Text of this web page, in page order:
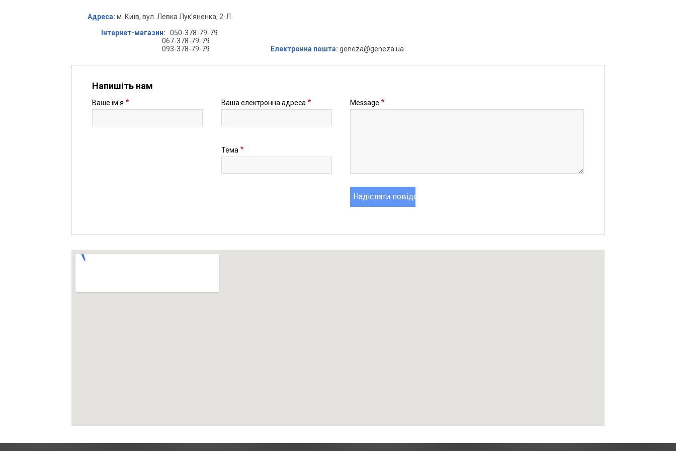
Адреса: м.Київ,вул. Левка Лук'яненка, 2-Л
Інтернет-магазин: 050-378-79-79
067-378-79-79
093-378-79-79
Електронна пошта: geneza@geneza.ua
Напишіть нам
Ваше ім'я Ваша електронна адреса
Тема
Message